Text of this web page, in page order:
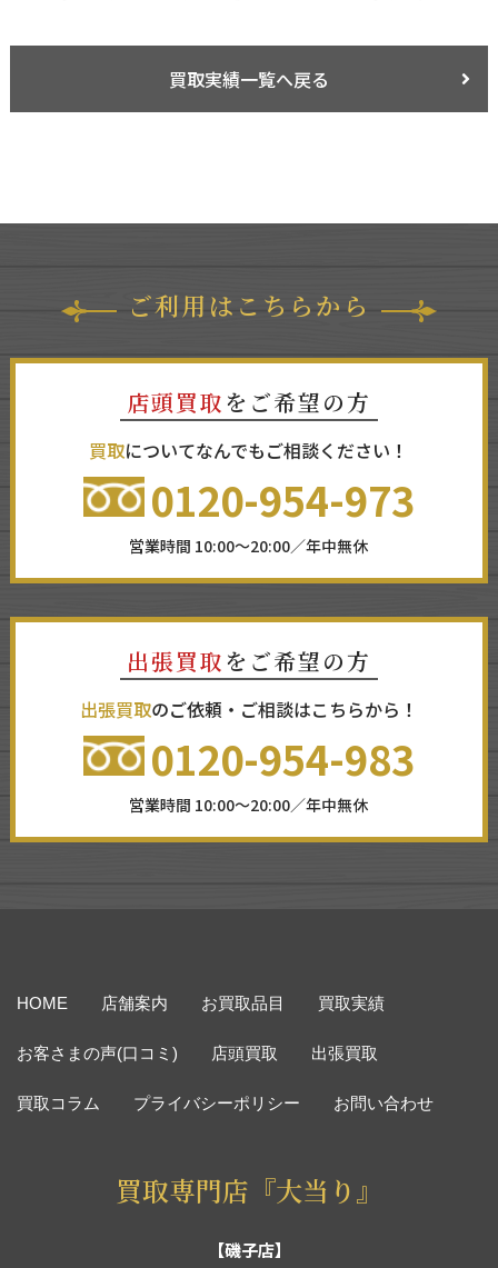
買取実績一覧へ戻る
ご利用はこちらから
店頭買取 をご希望の方
買取についてなんでもご相談ください！
0120-954-973
営業時間 10:00～20:00／年中無休
出張買取 をご希望の方
出張買取のご依頼・ご相談はこちらから！
0120-954-983
営業時間 10:00～20:00／年中無休
HOME 店舗案内 お買取品目 買取実績
お客さまの声(口コミ) 店頭買取 出張買取
買取コラム プライバシーポリシー お問い合わせ
買取専門店『大当り』
【磯子店】